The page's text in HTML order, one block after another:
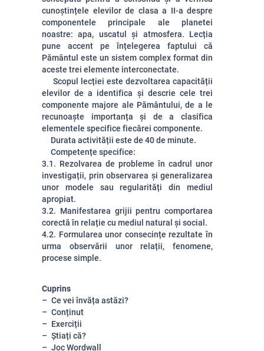
cunoștințele elevilor de clasa a II-a despre
componentele principale ale planetei
noastre: apa, uscatul și atmosfera. Lecția
pune accent pe înțelegerea faptului că
Pământul este un sistem complex format din
aceste trei elemente interconectate.
Scopul lecției este dezvoltarea capacității
elevilor de a identifica și descrie cele trei
componente majore ale Pământului, de a le
recunoaște importanța și de a clasifica
elementele specifice fiecărei componente.
Durata activității este de 40 de minute.
Competențe specifice:
3.1. Rezolvarea de probleme în cadrul unor
investigații, prin observarea și generalizarea
unor modele sau regularități din mediul
apropiat.
3.2. Manifestarea grijii pentru comportarea
corectă în relație cu mediul natural și social.
4.2. Formularea unor consecințe rezultate în
urma observării unor relații, fenomene,
procese simple.
Cuprins
Ce vei învăța astăzi?
Conținut
Exerciții
Știați că?
Joc Wordwall